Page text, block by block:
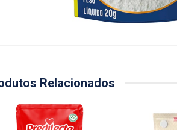
Relacionados